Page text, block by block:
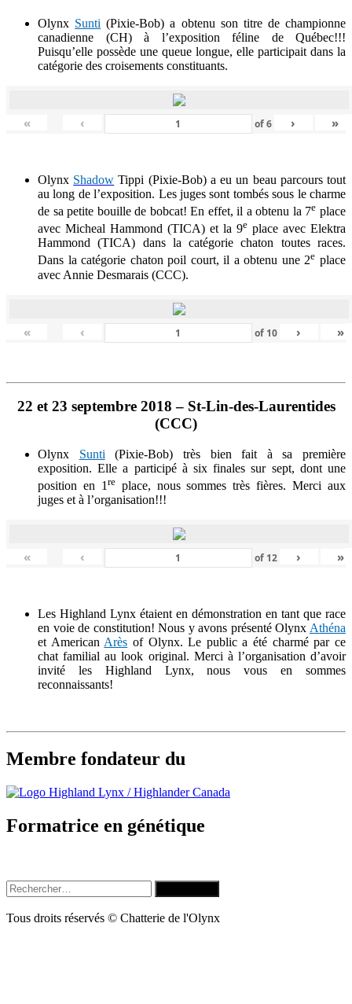
Olynx Sunti (Pixie-Bob) a obtenu son titre de championne
canadienne (CH) à l’exposition féline de Québec!!!
Puisqu’elle possède une queue longue, elle participait dans la
catégorie des croisements constituants.
« ‹ of6 › »
Olynx Shadow Tippi (Pixie-Bob) a eu un beau parcours tout
au long de l’exposition. Les juges sont tombés sous le charme
de sa petite bouille de bobcat! En effet, il a obtenu la 7e place
avec Micheal Hammond (TICA) et la 9e place avec Elektra
Hammond (TICA) dans la catégorie chaton toutes races.
Dans la catégorie chaton poil court, il a obtenu une 2e place
avec Annie Desmarais (CCC).
« ‹ of 10 › »
22 et 23 septembre 2018 – St-Lin-des-Laurentides
(CCC)
Olynx Sunti (Pixie-Bob) très bien fait à sa première
exposition. Elle a participé à six finales sur sept, dont une
position en 1 replace, nous sommes très fières. Merci aux
juges et à l’organisation!!!
« ‹ of 12 › »
Les Highland Lynx étaient en démonstration en tant que race
en voie de constitution! Nous y avons présenté Olynx Athéna
et American Arès of Olynx. Le public a été charmé par ce
chat familial au look original. Merci à l’organisation d’avoir
invité les Highland Lynx, nous vous en sommes
reconnaissants!
Membre fondateur du
Formatrice en génétique
Rechercher :
Tous droits réservés © Chatterie de l'Olynx